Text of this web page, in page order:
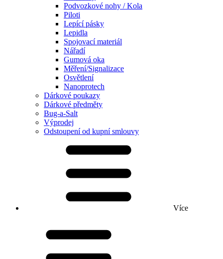
Podvozkové nohy / Kola
Piloti
Lepící pásky
Lepidla
Spojovací materiál
Nářadí
Gumová oka
Měření/Signalizace
Osvětlení
Nanoprotech
Dárkové poukazy
Dárkové předměty
Bug-a-Salt
Výprodej
Odstoupení od kupní smlouvy
Více